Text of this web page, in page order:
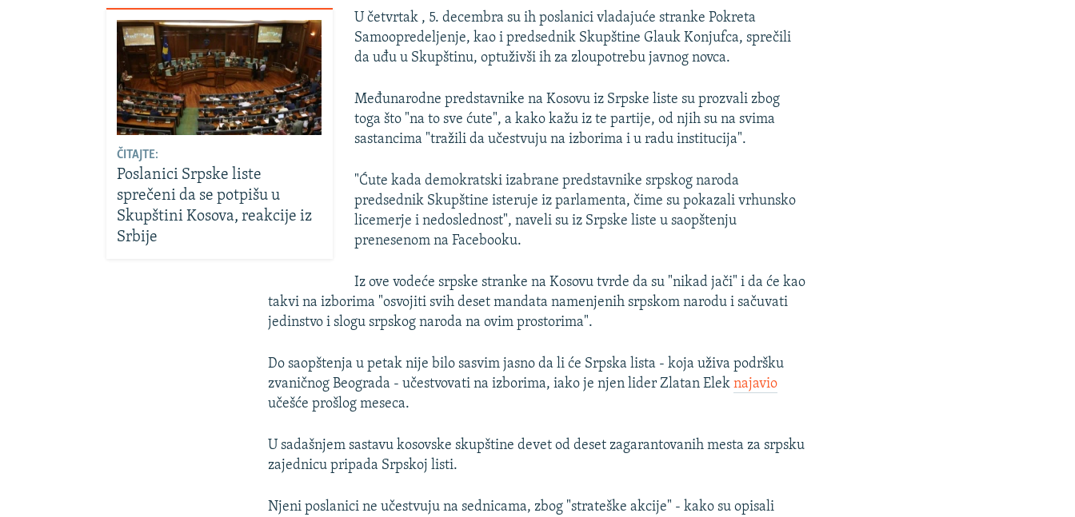
ČITAJTE:
Poslanici Srpske liste
sprečeni da se potpišu u
Skupštini Kosova, reakcije iz
Srbije
U četvrtak , 5. decembra su ih poslanici vladajuće stranke Pokreta
Samoopredeljenje, kao i predsednik Skupštine Glauk Konjufca, sprečili
da uđu u Skupštinu, optuživši ih za zloupotrebu javnog novca.
Međunarodne predstavnike na Kosovu iz Srpske liste su prozvali zbog
toga što "na to sve ćute", a kako kažu iz te partije, od njih su na svima
sastancima "tražili da učestvuju na izborima i u radu institucija".
"Ćute kada demokratski izabrane predstavnike srpskog naroda
predsednik Skupštine isteruje iz parlamenta, čime su pokazali vrhunsko
licemerje i nedoslednost", naveli su iz Srpske liste u saopštenju
prenesenom na Facebooku.
Iz ove vodeće srpske stranke na Kosovu tvrde da su "nikad jači" i da će kao
takvi na izborima "osvojiti svih deset mandata namenjenih srpskom narodu i sačuvati
jedinstvo i slogu srpskog naroda na ovim prostorima".
Do saopštenja u petak nije bilo sasvim jasno da li će Srpska lista - koja uživa podršku
zvaničnog Beograda - učestvovati na izborima, iako je njen lider Zlatan Eleknajavio
učešće prošlog meseca.
U sadašnjem sastavu kosovske skupštine devet od deset zagarantovanih mesta za srpsku
zajednicu pripada Srpskoj listi.
Njeni poslanici ne učestvuju na sednicama, zbog "strateške akcije" - kako su opisali